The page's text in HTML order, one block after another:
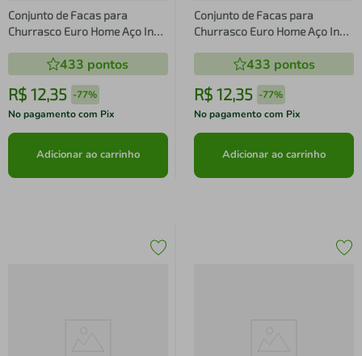
Conjunto de Facas para
Churrasco Euro Home Aço Inox
433 pontos
R$ 12,35 -77%
No pagamento com Pix
Adicionar ao carrinho
Conjunto de Facas para
Churrasco Euro Home Aço Inox
433 pontos
R$ 12,35 -77%
No pagamento com Pix
Adicionar ao carrinho